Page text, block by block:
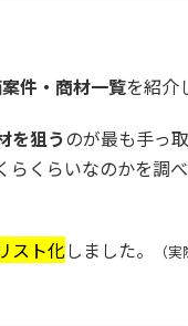
件・商材一覧を紹介
を狙うのが最も手っ
くらいなのかを調
スト化しました。
（